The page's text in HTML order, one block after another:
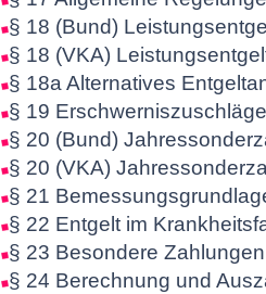
§ 18 (Bund)
§ 18 (VKA)
§ 18a Alternatives
§ 19 Erschwerniszuschläge
§ 20 (Bund)
§ 20 (VKA)
§ 21
§ 22 Entgelt im
§ 23 Besondere Zahlungen
§ 24 Berechnung und